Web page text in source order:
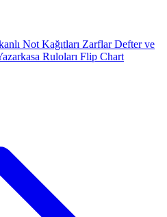
Not Kağıtları ZarflarDefter ve
Ruloları Flip Chart